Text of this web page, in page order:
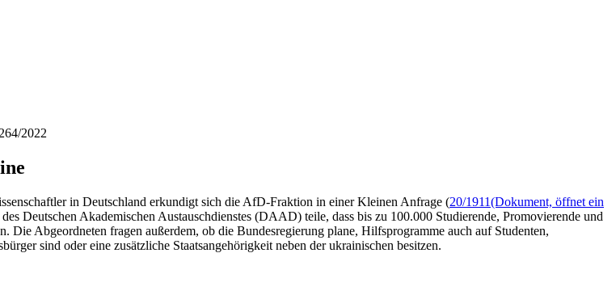
2022
in Deutschland erkundigt sich die AfD-Fraktion in einer Kleinen Anfrage (20/1911(Dokument, öffnet ein
Deutschen Akademischen Austauschdienstes (DAAD) teile, dass bis zu 100.000 Studierende, Promovierende und
Abgeordneten fragen außerdem, ob die Bundesregierung plane, Hilfsprogramme auch auf Studenten,
sind oder eine zusätzliche Staatsangehörigkeit neben der ukrainischen besitzen.